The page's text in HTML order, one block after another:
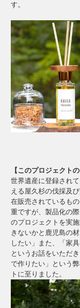
す。
【このプロジェクト
世界遺産に登録され
える屋久杉の伐採及
在販売されているも
重ですが、製品化の
のプロジェクトを実
きないかと鹿児島の
したい」また、「家
というお話をいただ
で作りたい」という
トに至りました。